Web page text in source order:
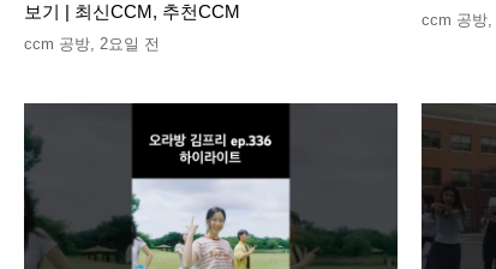
보기 | 최신CCM, 추천CCM
ccm 공방, 2요일 전
ccm 공방,